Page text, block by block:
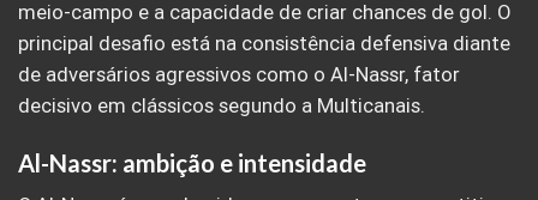
meio-campo e a capacidade de criar chances de gol. O
principal desafio está na consistência defensiva diante
de adversários agressivos como o Al-Nassr, fator
decisivo em clássicos segundo a Multicanais.
Al-Nassr: ambição e intensidade